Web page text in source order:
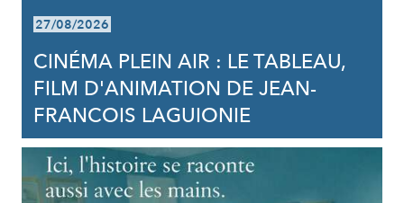
27/08/2026
CINÉMA PLEIN AIR : LE TABLEAU,
FILM D'ANIMATION DE JEAN-
FRANCOIS LAGUIONIE